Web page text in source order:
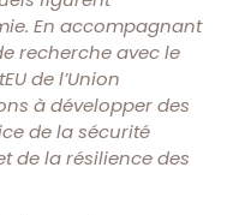
En accompagnant
recherche avec le
de l’Union
à développer des
de la sécurité
de la résilience des